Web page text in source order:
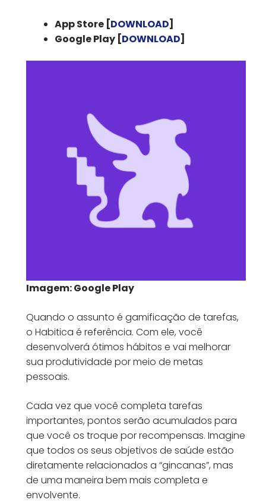
App Store [DOWNLOAD]
Google Play [DOWNLOAD]
Imagem: Google Play
Quando o assunto é gamificação de tarefas,
o Habitica é referência. Com ele, você
desenvolverá ótimos hábitos e vai melhorar
sua produtividade por meio de metas
pessoais.
Cada vez que você completa tarefas
importantes, pontos serão acumulados para
que você os troque por recompensas. Imagine
que todos os seus objetivos de saúde estão
diretamente relacionados a “gincanas”, mas
de uma maneira bem mais completa e
envolvente.